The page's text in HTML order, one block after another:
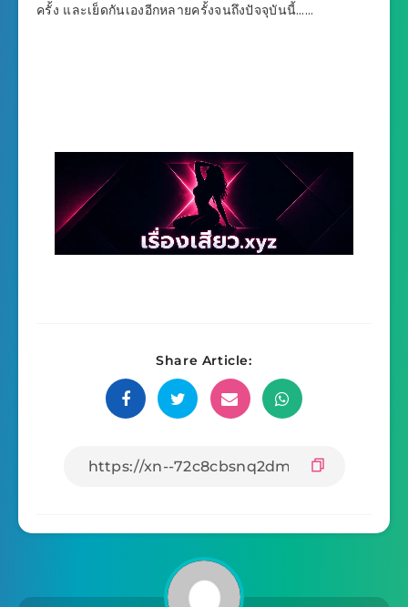
ครั้ง และเย็ดกันเองอีกหลายครั้งจนถึงปัจจุบันนี้……
Share Article: